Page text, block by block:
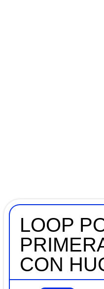
LOOP
CON